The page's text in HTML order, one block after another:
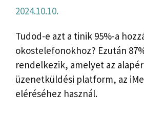
2024.10.10.
Tudod-e azt a tinik 95%-a
okostelefonokhoz? Ezután
rendelkezik, amelyet az
üzenetküldési platform, az
eléréséhez használ.